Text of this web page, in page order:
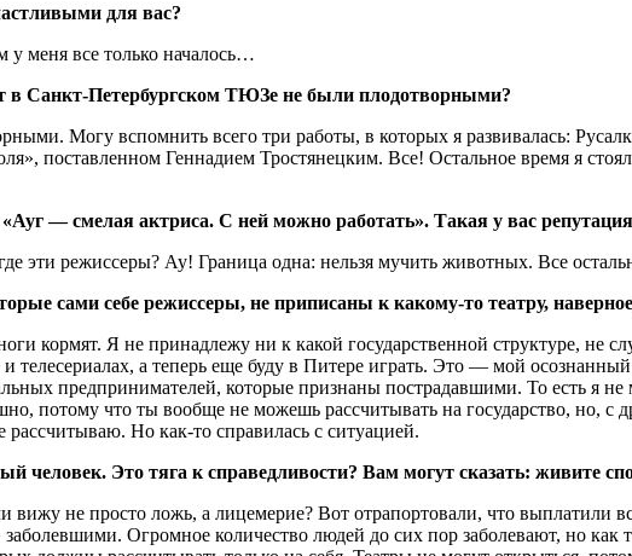
для вас?
меня все только началось…
в Санкт-Петербургском ТЮЗе не были плодотворными?
Могу вспомнить всего три работы, в которых я развивалась:
поставленном Геннадием Тростянецким. Все! Остальное время я
— смелая актриса. С ней можно работать». Такая у вас
эти режиссеры? Ау! Граница одна: нельзя мучить животных. Все
сами себе режиссеры, не приписаны к какому-то театру,
кормят. Я не принадлежу ни к какой государственной структуре, не
телесериалах, а теперь еще буду в Питере играть. Это — мой
предпринимателей, которые признаны пострадавшими. То есть я
потому что ты вообще не можешь рассчитывать на государство, но, с
рассчитываю. Но как-то справилась с ситуацией.
Это тяга к справедливости? Вам могут сказать: живите
не просто ложь, а лицемерие? Вот отрапортовали, что выплатили
Огромное количество людей до сих пор заболевают, но